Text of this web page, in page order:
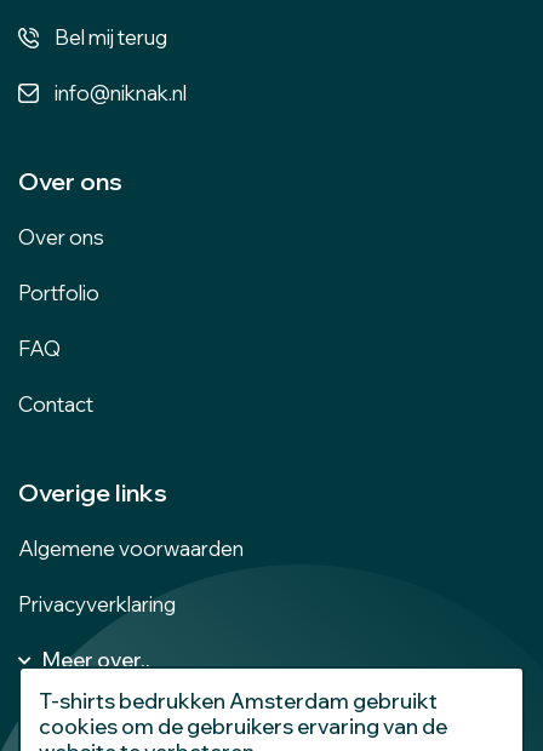
Bel mij terug
info@niknak.nl
Over ons
Over ons
Portfolio
FAQ
Contact
Overige links
Algemene voorwaarden
Privacyverklaring
Meer over..
Kleding bedrukken Amsterdam
Dames T-shirts bedrukken
T-shirts bedrukken Amsterdam gebruikt
cookies om de gebruikers ervaring van de